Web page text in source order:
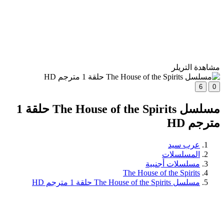
مشاهدة التريلر
0
6
مسلسل The House of the Spirits حلقة 1
مترجم HD
عرب سيد
المسلسلات
مسلسلات أجنبية
The House of the Spirits
مسلسل The House of the Spirits حلقة 1 مترجم HD